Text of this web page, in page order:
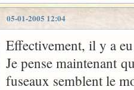
05-01-2005 12:04
Effectivement, il y a
Je pense maintenant
fuseaux semblent le